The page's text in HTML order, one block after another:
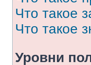
Что такое
Что такое
Уровни